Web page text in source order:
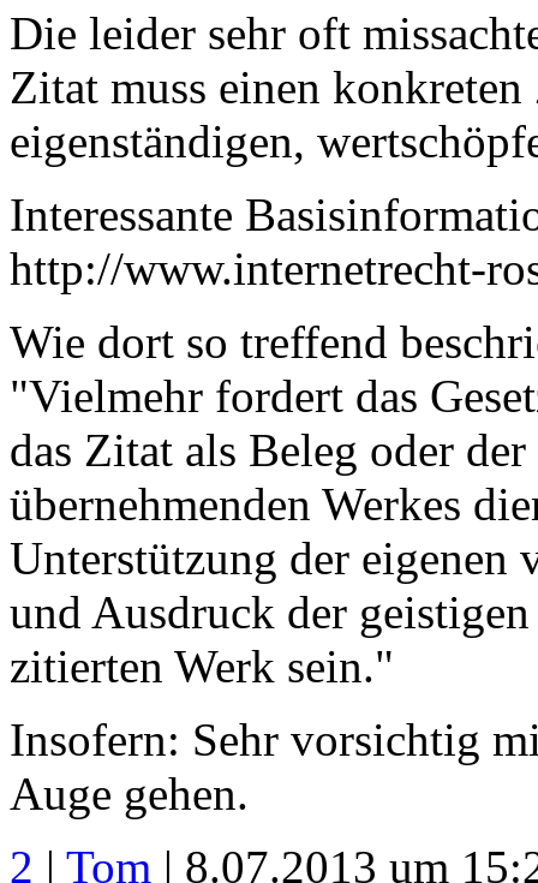
Die leider sehr oft
Zitat muss einen
eigenständigen,
Interessante
http://www.internetrecht-
Wie dort so treffend
"Vielmehr fordert das
das Zitat als Beleg oder
übernehmenden Werkes
Unterstützung der eigenen
und Ausdruck der
zitierten Werk sein."
Insofern: Sehr vorsichtig
Auge gehen.
2 | Tom | 8.07.2013 um